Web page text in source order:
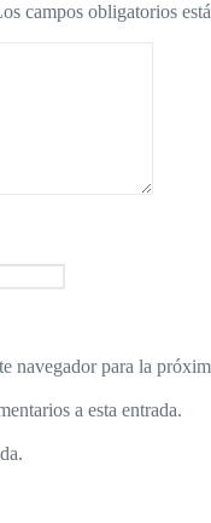
campos obligatorios
navegador para la
a esta entrada.